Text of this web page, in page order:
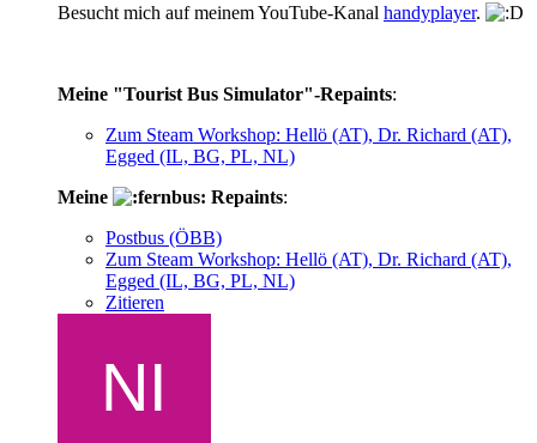
Besucht mich auf meinem YouTube-Kanal handyplayer.
Meine "Tourist Bus Simulator"-Repaints:
Zum Steam Workshop: Hellö (AT), Dr. Richard (AT),
Egged (IL, BG, PL, NL)
Meine
Repaints:
Postbus (ÖBB)
Zum Steam Workshop: Hellö (AT), Dr. Richard (AT),
Egged (IL, BG, PL, NL)
Zitieren